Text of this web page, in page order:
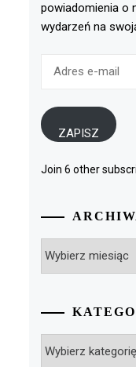
powiadomienia o
wydarzeń na
ZAPISZ
Join 6 other